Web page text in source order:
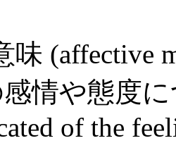
味 (affective
情や態度に
of the